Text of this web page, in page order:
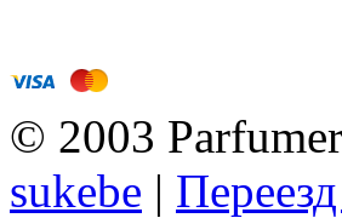
© 2003
sukebe |